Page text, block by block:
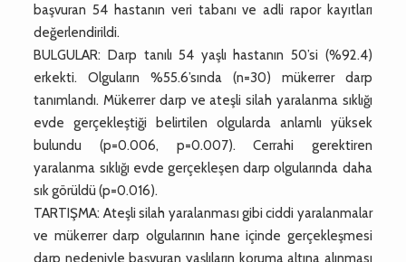
başvuran 54 hastanın veri tabanı ve adli rapor kayıtları
değerlendirildi.
BULGULAR: Darp tanılı 54 yaşlı hastanın 50’si (%92.4)
erkekti. Olguların %55.6’sında (n=30) mükerrer darp
tanımlandı. Mükerrer darp ve ateşli silah yaralanma sıklığı
evde gerçekleştiği belirtilen olgularda anlamlı yüksek
bulundu (p=0.006, p=0.007). Cerrahi gerektiren
yaralanma sıklığı evde gerçekleşen darp olgularında daha
sık görüldü (p=0.016).
TARTIŞMA: Ateşli silah yaralanması gibi ciddi yaralanmalar
ve mükerrer darp olgularının hane içinde gerçekleşmesi
darp nedeniyle başvuran yaşlıların koruma altına alınması